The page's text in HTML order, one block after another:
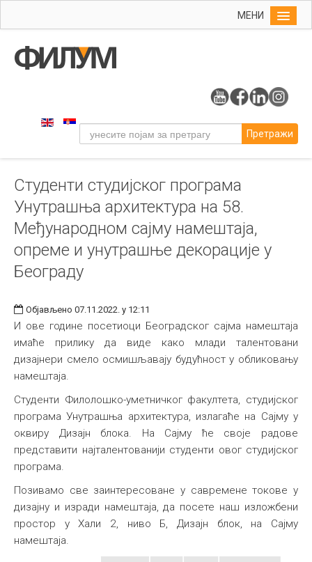
МЕНИ
Упис
Уметност
Музичка уметност
Примењена и ликовна уметност
Галерија
Издаваштво
Библиотека
Студенти
Међународна
Претражи
Студенти студијског програма
Унутрашња архитектура на 58.
Међународном сајму намештаја,
опреме и унутрашње декорације у
Београду
Објављено 07.11.2022. у 12:11
И ове године посетиоци Београдског сајма намештаја
имаће прилику да виде како млади талентовани
дизајнери смело осмишљавају будућност у обликовању
намештаја.
Студенти Филолошко-уметничког факултета, студијског
програма Унутрашња архитектура, излагаће на Сајму у
оквиру Дизајн блока. На Сајму ће своје радове
представити најталентованији студенти овог студијског
програма.
Позивамо све заинтересоване у савремене токове у
дизајну и изради намештаја, да посете наш изложбени
простор у Хали 2, ниво Б, Дизајн блок, на Сајму
намештаја.